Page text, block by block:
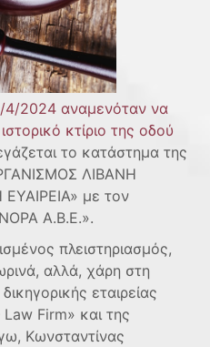
4/2024 αναμενόταν να
κτίριο της οδού
το κατάστημα της
ΛΙΒΑΝΗ
με τον
Α.Β.Ε.».
πλειστηριασμός,
αλλά, χάρη στη
εταιρείας
Firm» και της
Κωνσταντίνας